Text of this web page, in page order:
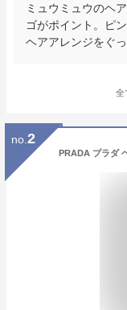
ミュウミュウのヘ
ゴがポイント。ピ
ヘアアレンジをぐ
全
no. 2